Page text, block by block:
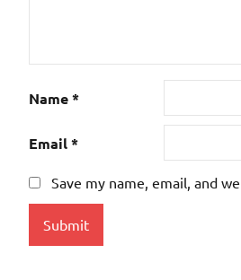
Name*
Email*
Save my name, email, and